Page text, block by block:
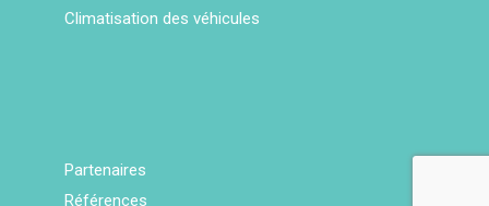
Climatisation des véhicules
Partenaires
Références